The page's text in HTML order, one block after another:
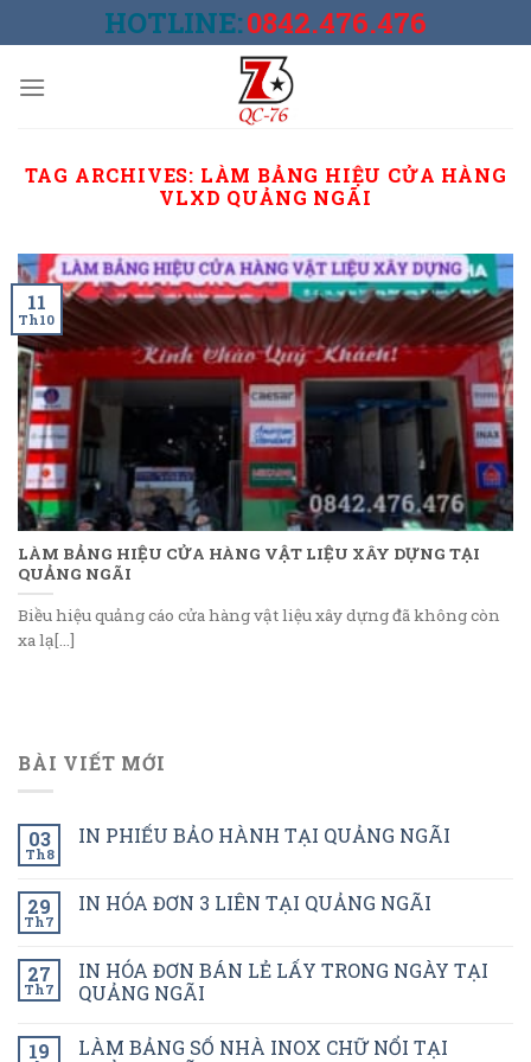
to
HOTLINE:0842.476.476
TAG ARCHIVES: LÀM BẢNG HIỆU CỬA HÀNG
VLXD QUẢNG NGÃI
LÀM BẢNG HIỆU CỬA HÀNG VẬT LIỆU XÂY DỰNG TẠI
QUẢNG NGÃI
Biều hiệu quảng cáo cửa hàng vật liệu xây dựng đã không còn
xa lạ[...]
11
Th10
BÀI VIẾT MỚI
03
Th8
IN PHIẾU BẢO HÀNH TẠI QUẢNG NGÃI
29
Th7
IN HÓA ĐƠN 3 LIÊN TẠI QUẢNG NGÃI
27
Th7
IN HÓA ĐƠN BÁN LẺ LẤY TRONG NGÀY TẠI
QUẢNG NGÃI
19
LÀM BẢNG SỐ NHÀ INOX CHỮ NỔI TẠI